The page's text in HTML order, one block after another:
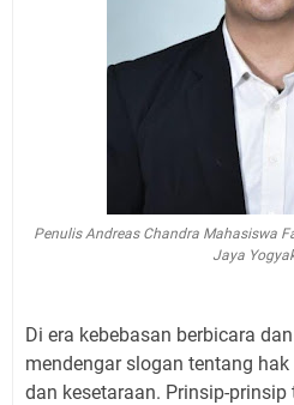
Penulis Andreas Chandra Mahasiswa
Jaya
Di era kebebasan berbicara
mendengar slogan tentang
dan kesetaraan. Prinsip-